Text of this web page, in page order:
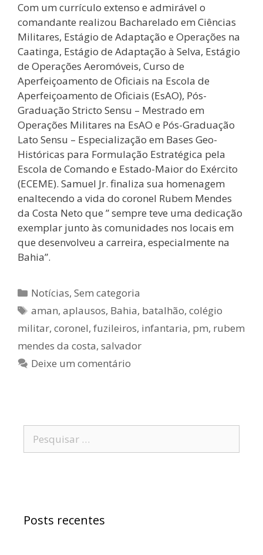
Com um currículo extenso e admirável o
comandante realizou Bacharelado em Ciências
Militares, Estágio de Adaptação e Operações na
Caatinga, Estágio de Adaptação à Selva, Estágio
de Operações Aeromóveis, Curso de
Aperfeiçoamento de Oficiais na Escola de
Aperfeiçoamento de Oficiais (EsAO), Pós-
Graduação Stricto Sensu – Mestrado em
Operações Militares na EsAO e Pós-Graduação
Lato Sensu – Especialização em Bases Geo-
Históricas para Formulação Estratégica pela
Escola de Comando e Estado-Maior do Exército
(ECEME). Samuel Jr. finaliza sua homenagem
enaltecendo a vida do coronel Rubem Mendes
da Costa Neto que ” sempre teve uma dedicação
exemplar junto às comunidades nos locais em
que desenvolveu a carreira, especialmente na
Bahia”.
Notícias,Sem categoria
aman,aplausos, Bahia, batalhão,colégio
militar, coronel, fuzileiros, infantaria, pm, rubem
mendes da costa, salvador
Deixe um comentário
Posts recentes